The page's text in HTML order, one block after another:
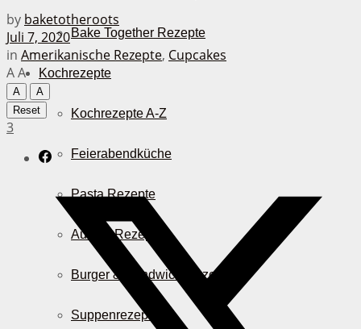
Bake Together Rezepte
Kochrezepte
Kochrezepte A-Z
Feierabendküche
Pasta Rezepte
Auflauf Rezepte
Burger & Sandwich Rezepte
Suppenrezepte
by baketotheroots
Juli 7, 2020
in Amerikanische Rezepte, Cupcakes
AA
A
A
Reset
3